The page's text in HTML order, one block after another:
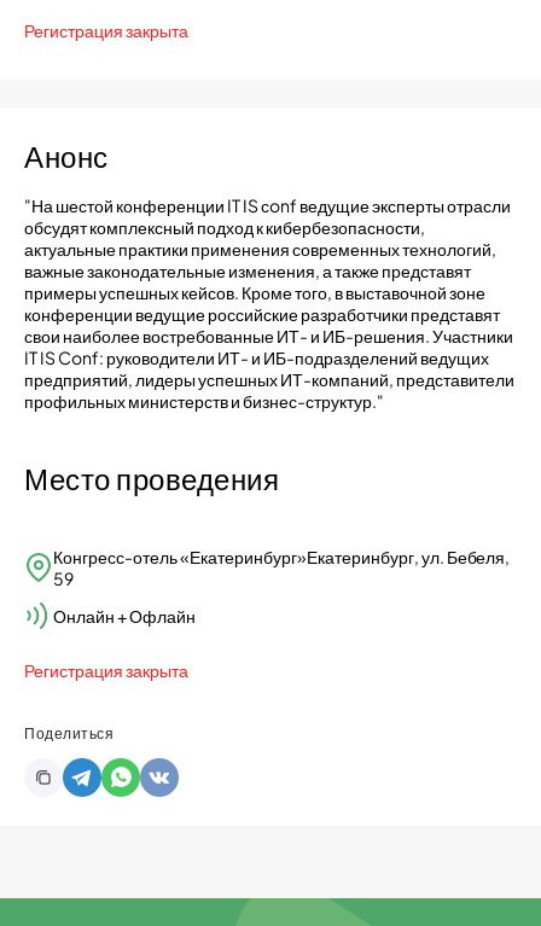
Регистрация закрыта
Анонс
"На шестой конференции IT IS сonf ведущие эксперты отрасли
обсудят комплексный подход к кибербезопасности,
актуальные практики применения современных технологий,
важные законодательные изменения, а также представят
примеры успешных кейсов. Кроме того, в выставочной зоне
конференции ведущие российские разработчики представят
свои наиболее востребованные ИТ- и ИБ-решения. Участники
IT IS Conf: руководители ИТ- и ИБ-подразделений ведущих
предприятий, лидеры успешных ИТ-компаний, представители
профильных министерств и бизнес-структур."
Место проведения
Конгресс-отель «Екатеринбург»Екатеринбург, ул. Бебеля,
59
Онлайн + Офлайн
Регистрация закрыта
Поделиться